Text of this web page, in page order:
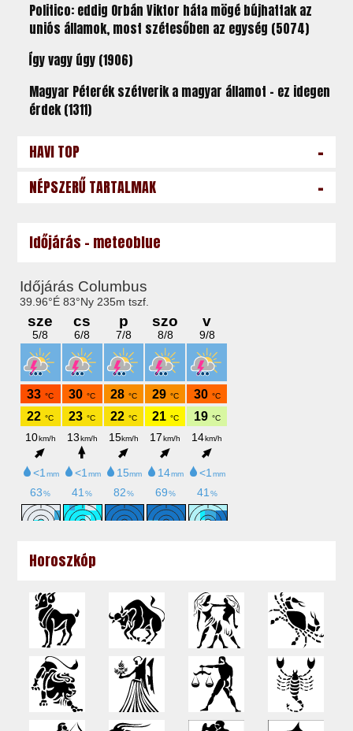
Politico: eddig Orbán Viktor háta mögé bújhattak az
uniós államok, most szétesőben az egység (5074)
Így vagy úgy (1906)
Magyar Péterék szétverik a magyar államot – ez idegen
érdek (1311)
HAVI TOP -
NÉPSZERŰ TARTALMAK -
Időjárás - meteoblue
Horoszkóp